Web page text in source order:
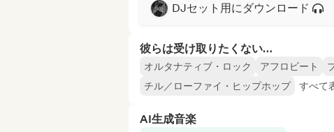
DJセット用にダウンロード
彼らは受け取りたくない…
オルタナティブ・ロック アフロビート
チル／ローファイ・ヒップホップ
すべて
AI生成音楽